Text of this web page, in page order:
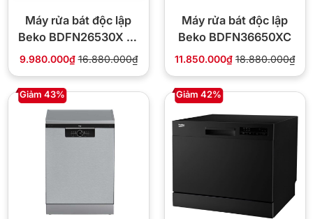
Máy rửa bát độc lập
Beko BDFN26530X 15
bộ
9.980.000₫ 16.880.000₫
Máy rửa bát độc lập
Beko BDFN36650XC
11.850.000₫ 18.880.000₫
Giảm 43% Giảm 42%